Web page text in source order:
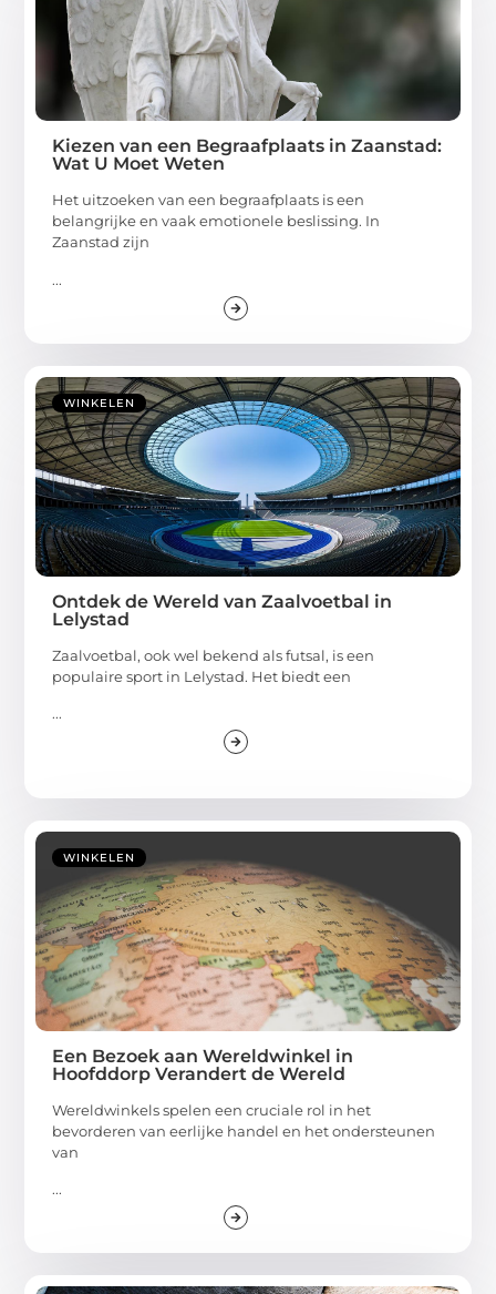
Kiezen van een Begraafplaats in Zaanstad:
Wat U Moet Weten
Het uitzoeken van een begraafplaats is een
belangrijke en vaak emotionele beslissing. In
Zaanstad zijn
...
WINKELEN
Ontdek de Wereld van Zaalvoetbal in
Lelystad
Zaalvoetbal, ook wel bekend als futsal, is een
populaire sport in Lelystad. Het biedt een
...
WINKELEN
Een Bezoek aan Wereldwinkel in
Hoofddorp Verandert de Wereld
Wereldwinkels spelen een cruciale rol in het
bevorderen van eerlijke handel en het ondersteunen
van
...